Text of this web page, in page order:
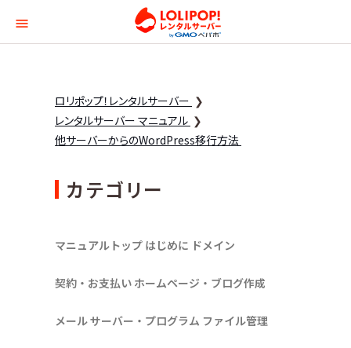
ロリポップ！レンタル
ロリポップ！レンタルサーバー
レンタルサーバー マニュアル
他サーバーからのWordPress移行方法
カテゴリー
マニュアルトップ はじめに ドメイン
契約・お支払い ホームページ・ブログ作成
メールサーバー・プログラム ファイル管理